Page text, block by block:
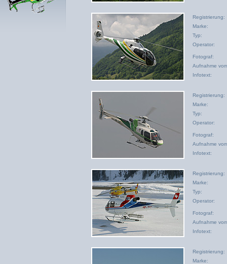
Registrierung:
Marke:
Typ:
Operator:
Fotograf:
Aufnahme
Infotext:
Registrierung:
Marke:
Typ:
Operator:
Fotograf:
Aufnahme
Infotext:
Registrierung:
Marke:
Typ:
Operator:
Fotograf:
Aufnahme
Infotext:
Registrierung:
Marke: